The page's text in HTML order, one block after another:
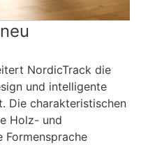
NordicTrack die
und intelligente
Die charakteristischen
Holz- und
Formensprache